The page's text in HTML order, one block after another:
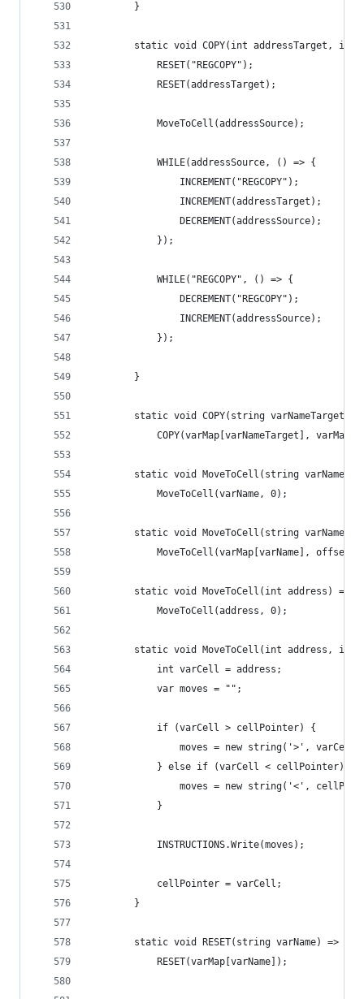
        }
static void COPY(int addressTarget, int
            RESET("REGCOPY");
            RESET(addressTarget);
            MoveToCell(addressSource);
            WHILE(addressSource, () => {
                INCREMENT("REGCOPY");
                INCREMENT(addressTarget);
                DECREMENT(addressSource);
            });
            WHILE("REGCOPY", () => {
                DECREMENT("REGCOPY");
                INCREMENT(addressSource);
            });
        }
static void COPY(string varNameTarget,
COPY(varMap[varNameTarget],
static void MoveToCell(string varName)
            MoveToCell(varName, 0);
static void MoveToCell(string varName,
            MoveToCell(varMap[varName], offset);
        static void MoveToCell(int address) =>
            MoveToCell(address, 0);
static void MoveToCell(int address, int
            int varCell = address;
            var moves = "";
            if (varCell > cellPointer) {
moves = new string('>', varCell
            } else if (varCell < cellPointer) {
moves = new string('<',
            }
            INSTRUCTIONS.Write(moves);
            cellPointer = varCell;
        }
        static void RESET(string varName) =>
            RESET(varMap[varName]);